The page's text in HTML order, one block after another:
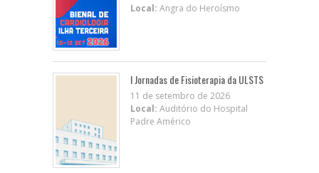
Local: Angra do Heroísmo
I Jornadas de Fisioterapia da ULSTS
11 de setembro de 2026
Local: Auditório do Hospital
Padre Américo